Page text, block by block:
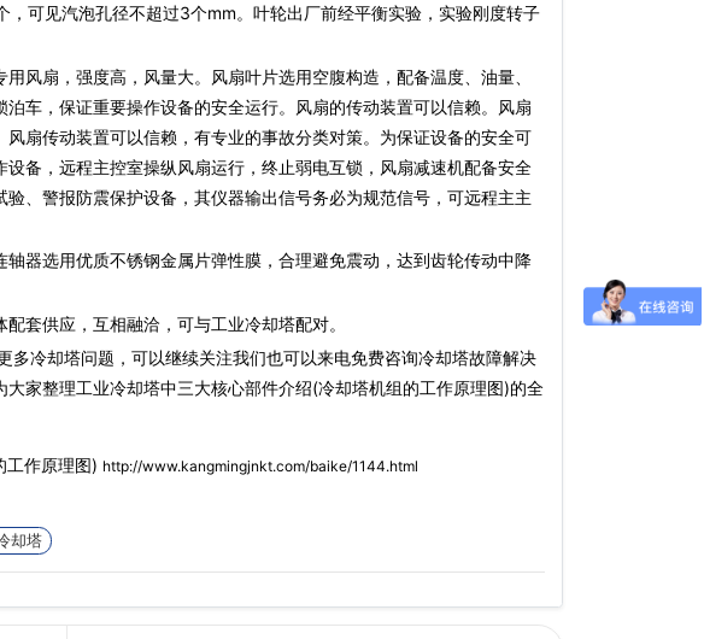
可见汽泡孔径不超过3个mm。叶轮出厂前经平衡实验，实验刚度转子
扇，强度高，风量大。风扇叶片选用空腹构造，配备温度、油量、
车，保证重要操作设备的安全运行。风扇的传动装置可以信赖。风扇
扇传动装置可以信赖，有专业的事故分类对策。为保证设备的安全可
备，远程主控室操纵风扇运行，终止弱电互锁，风扇减速机配备安全
、警报防震保护设备，其仪器输出信号务必为规范信号，可远程主主
选用优质不锈钢金属片弹性膜，合理避免震动，达到齿轮传动中降
供应，互相融洽，可与工业冷却塔配对。
多冷却塔问题，可以继续关注我们也可以来电免费咨询冷却塔故障解决
大家整理工业冷却塔中三大核心部件介绍(冷却塔机组的工作原理图)的全
工作原理图) http://www.kangmingjnkt.com/baike/1144.html
却塔